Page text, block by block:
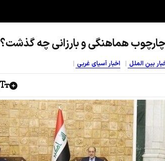
هماهنگی و بارزانی چه گذشت؟
بین الملل اخبار آسیای غربی